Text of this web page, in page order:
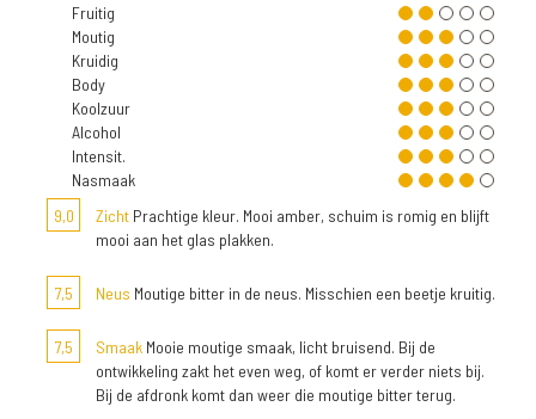
Fruitig
Moutig
Kruidig
Body
Koolzuur
Alcohol
Intensit.
Nasmaak
9,0
Zicht Prachtige kleur. Mooi amber, schuim is romig en blijft
mooi aan het glas plakken.
7,5 Neus Moutige bitter in de neus. Misschien een beetje kruitig.
7,5 Smaak Mooie moutige smaak, licht bruisend. Bij de
ontwikkeling zakt het even weg, of komt er verder niets bij.
Bij de afdronk komt dan weer die moutige bitter terug.